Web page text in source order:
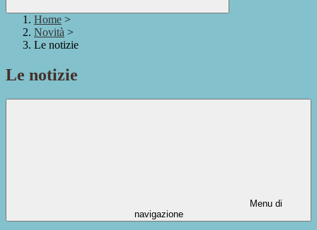
Home >
Novità >
Le notizie
Le notizie
Menu di
navigazione